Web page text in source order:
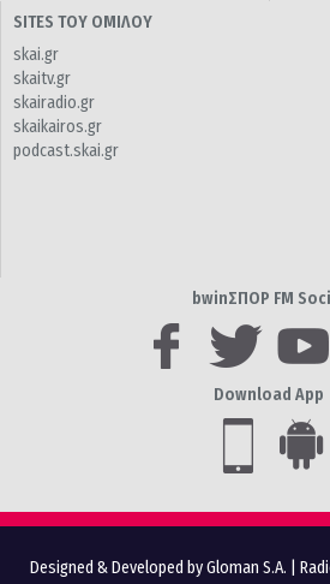
SITES ΤΟΥ ΟΜΙΛΟΥ
skai.gr
skaitv.gr
skairadio.gr
skaikairos.gr
podcast.skai.gr
bwinΣΠΟΡ FM
Download App
Designed & Developed by Gloman S.A.